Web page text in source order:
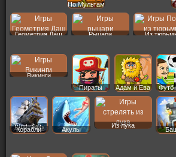
По Мультам
Геометрия Даш Рыцари
Из
Викинги
Пираты
Адам и Ева Футб
Корабли Акулы
Из лука